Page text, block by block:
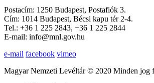
Postacím: 1250 Budapest, Postafiók 3.
Cím: 1014 Budapest, Bécsi kapu tér 2-4.
Tel.: +36 1 225 2843, +36 1 225 2844
E-mail: info@mnl.gov.hu
e-mail facebook vimeo
Magyar Nemzeti Levéltár © 2020 Minden jog